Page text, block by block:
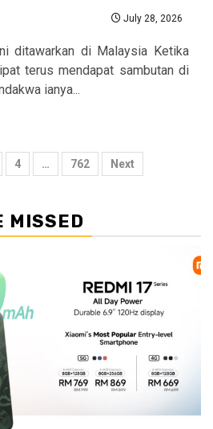
July 28, 2026
ditawarkan di Malaysia Ketika
terus mendapat sambutan di
ianya...
4 … 762 Next
MISSED